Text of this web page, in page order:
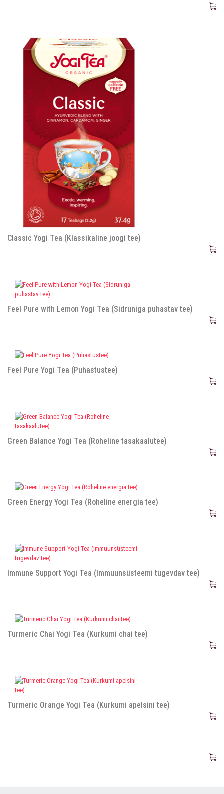
Classic Yogi Tea (Klassikaline joogi tee)
Feel Pure with Lemon Yogi Tea (Sidruniga puhastav tee)
Feel Pure Yogi Tea (Puhastustee)
Green Balance Yogi Tea (Roheline tasakaalutee)
Green Energy Yogi Tea (Roheline energia tee)
Immune Support Yogi Tea (Immuunsüsteemi tugevdav tee)
Turmeric Chai Yogi Tea (Kurkumi chai tee)
Turmeric Orange Yogi Tea (Kurkumi apelsini tee)